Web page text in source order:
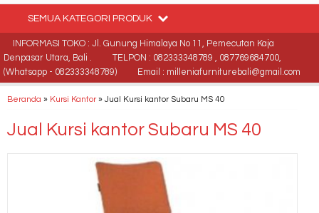
SEMUA KATEGORI PRODUK
INFORMASI TOKO : Jl. Gunung Himalaya No 11, Pemecutan Kaja
Denpasar Utara, Bali .
TELPON : 082333348789 , 087769684700,
(Whatsapp - 082333348789)
Email : milleniafurniturebali@gmail.com
Beranda » Kursi Kantor» Jual Kursi kantor Subaru MS 40
Jual Kursi kantor Subaru MS 40